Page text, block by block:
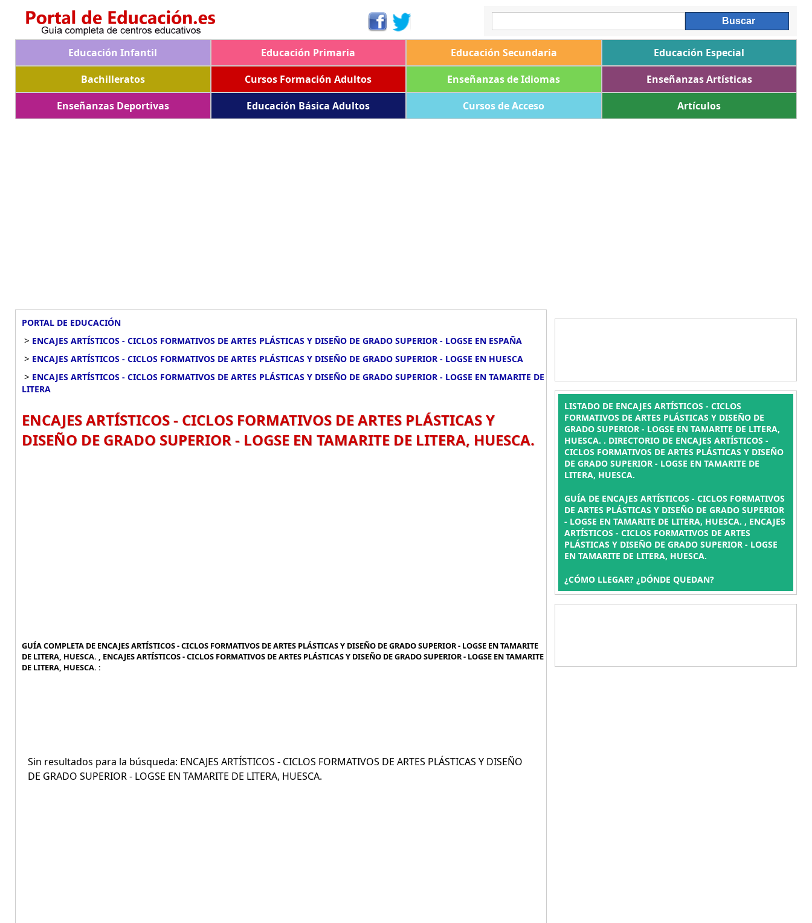
Educación Infantil Educación Primaria Educación Secundaria
Educación Especial
Bachilleratos
Cursos Formación Adultos Enseñanzas de Idiomas
Enseñanzas Artísticas
Enseñanzas Deportivas
Educación Básica Adultos Cursos de Acceso Artículos
PORTAL DE EDUCACIÓN
> ENCAJES ARTÍSTICOS - CICLOS FORMATIVOS DE ARTES PLÁSTICAS Y DISEÑO DE GRADO SUPERIOR - LOGSE EN ESPAÑA
> ENCAJES ARTÍSTICOS - CICLOS FORMATIVOS DE ARTES PLÁSTICAS Y DISEÑO DE GRADO SUPERIOR - LOGSE EN HUESCA
> ENCAJES ARTÍSTICOS - CICLOS FORMATIVOS DE ARTES PLÁSTICAS Y DISEÑO DE GRADO SUPERIOR - LOGSE EN TAMARITE DE
LITERA
ENCAJES ARTÍSTICOS - CICLOS FORMATIVOS DE ARTES PLÁSTICAS Y
DISEÑO DE GRADO SUPERIOR - LOGSE EN TAMARITE DE LITERA, HUESCA.
GUÍA COMPLETA DE ENCAJES ARTÍSTICOS - CICLOS FORMATIVOS DE ARTES PLÁSTICAS Y DISEÑO DE GRADO SUPERIOR - LOGSE EN TAMARITE
DE LITERA, HUESCA. , ENCAJES ARTÍSTICOS - CICLOS FORMATIVOS DE ARTES PLÁSTICAS Y DISEÑO DE GRADO SUPERIOR - LOGSE EN TAMARITE
DE LITERA, HUESCA. :
Sin resultados para la búsqueda: ENCAJES ARTÍSTICOS - CICLOS FORMATIVOS DE ARTES PLÁSTICAS Y DISEÑO
DE GRADO SUPERIOR - LOGSE EN TAMARITE DE LITERA, HUESCA.
LISTADO DE ENCAJES ARTÍSTICOS - CICLOS
FORMATIVOS DE ARTES PLÁSTICAS Y DISEÑO DE
GRADO SUPERIOR - LOGSE EN TAMARITE DE LITERA,
HUESCA. . DIRECTORIO DE ENCAJES ARTÍSTICOS -
CICLOS FORMATIVOS DE ARTES PLÁSTICAS Y DISEÑO
DE GRADO SUPERIOR - LOGSE EN TAMARITE DE
LITERA, HUESCA.
GUÍA DE ENCAJES ARTÍSTICOS - CICLOS FORMATIVOS
DE ARTES PLÁSTICAS Y DISEÑO DE GRADO SUPERIOR
- LOGSE EN TAMARITE DE LITERA, HUESCA. , ENCAJES
ARTÍSTICOS - CICLOS FORMATIVOS DE ARTES
PLÁSTICAS Y DISEÑO DE GRADO SUPERIOR - LOGSE
EN TAMARITE DE LITERA, HUESCA.
¿CÓMO LLEGAR? ¿DÓNDE QUEDAN?